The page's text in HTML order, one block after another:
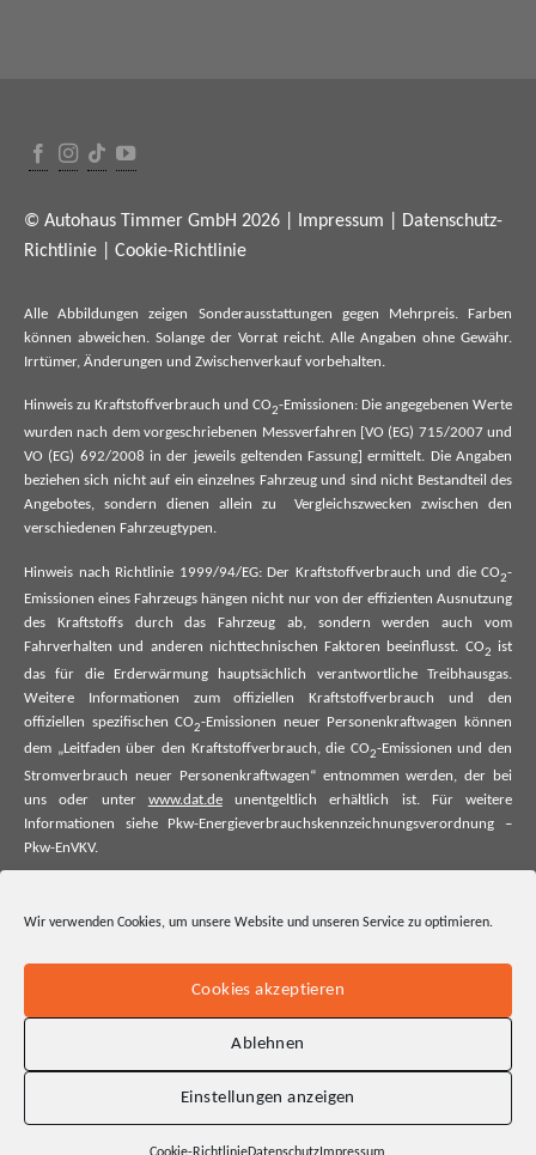
Wir verwenden Cookies, um unsere Website und unseren Service zu optimieren.
Cookies akzeptieren
Ablehnen
Einstellungen anzeigen
© Autohaus Timmer GmbH 2026 | Impressum
Datenschutz-
Richtlinie
Cookie-Richtlinie
Alle Abbildungen zeigen Sonderausstattungen gegen Mehrpreis. Farben
können abweichen. Solange der Vorrat reicht. Alle Angaben ohne Gewähr.
Irrtümer, Änderungen und Zwischenverkauf vorbehalten.
Hinweis zu Kraftstoffverbrauch und CO2-Emissionen: Die angegebenen Werte
wurden nach dem vorgeschriebenen Messverfahren [VO (EG) 715/2007 und
VO (EG) 692/2008 in der jeweils geltenden Fassung] ermittelt. Die Angaben
beziehen sich nicht auf ein einzelnes Fahrzeug und sind nicht Bestandteil des
Angebotes, sondern dienen allein zu Vergleichszwecken zwischen den
verschiedenen Fahrzeugtypen.
Hinweis nach Richtlinie 1999/94/EG: Der Kraftstoffverbrauch und die CO2-
Emissionen eines Fahrzeugs hängen nicht nur von der effizienten Ausnutzung
des Kraftstoffs durch das Fahrzeug ab, sondern werden auch vom
Fahrverhalten und anderen nichttechnischen Faktoren beeinflusst. CO2
ist
das für die Erderwärmung hauptsächlich verantwortliche Treibhausgas.
Weitere Informationen zum offiziellen Kraftstoffverbrauch und den
offiziellen spezifischen CO2-Emissionen neuer Personenkraftwagen können
dem „Leitfaden über den Kraftstoffverbrauch, die CO2-Emissionen und den
Stromverbrauch neuer Personenkraftwagen“ entnommen werden, der bei
uns oder unter www.dat.deunentgeltlich erhältlich ist. Für weitere
Informationen siehe Pkw-Energieverbrauchskennzeichnungsverordnung –
Pkw-EnVKV.
offiziellen spezifischen CO₂-Emissionen und ggf. zum Stromverbrauch neuer
offiziellen spezifischen CO₂-Emissionen und den offiziellen Stromverbrauch
neuer Pkw entnommen werden. Dieser ist an allen Verkaufsstellen und bei
der Deutschen Automobil Treuhand GmbH unentgeltlich erhältlich, sowie